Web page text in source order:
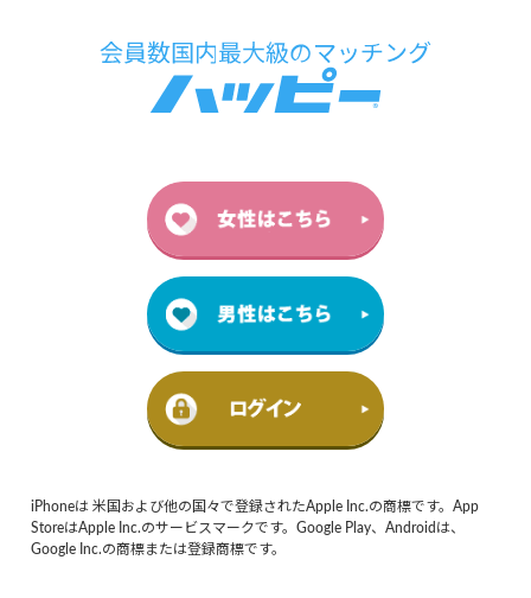
iPhoneは 米国および他の国々で登録されたApple Inc.の商標です。App
StoreはApple Inc.のサービスマークです。Google Play、Androidは、
Google Inc.の商標または登録商標です。